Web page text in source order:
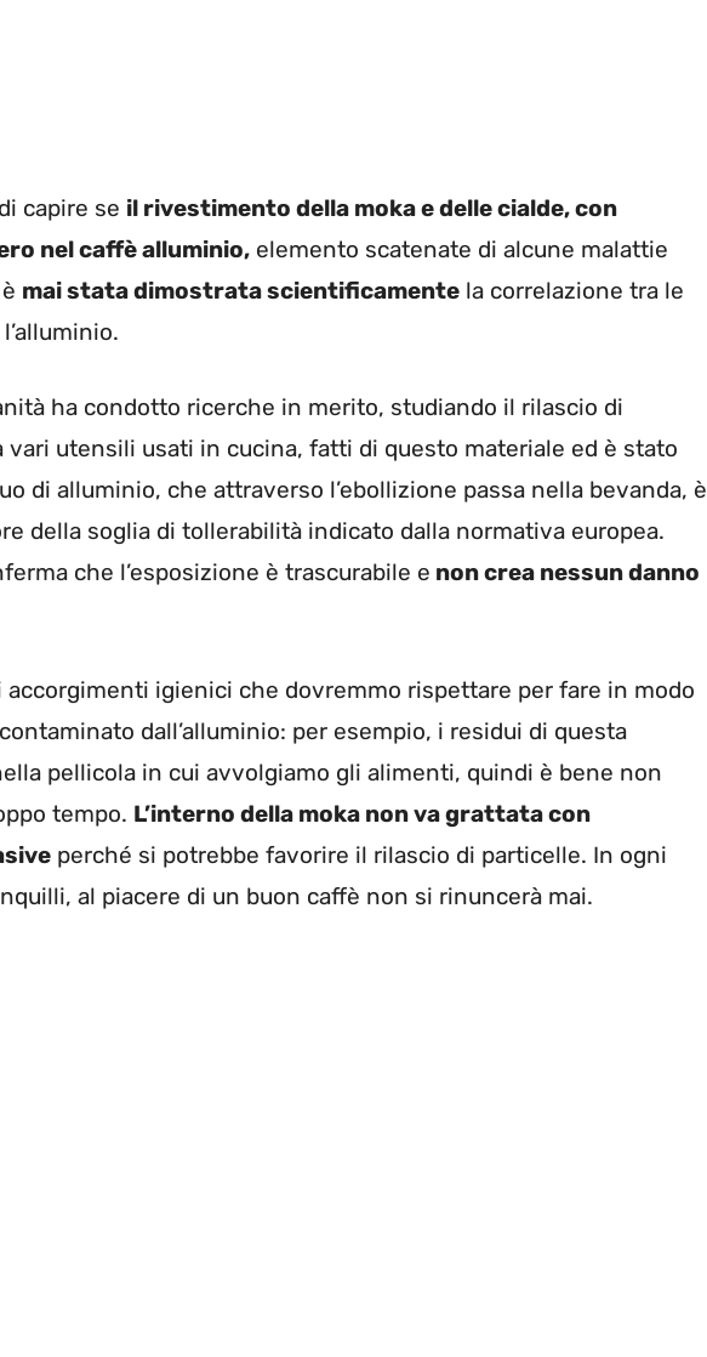
capire se il rivestimento della moka e delle cialde, con
nel caffè alluminio, elemento scatenate di alcune malattie
mai stata dimostrata scientificamente la correlazione tra le
ha condotto ricerche in merito, studiando il rilascio di
vari utensili usati in cucina, fatti di questo materiale ed è stato
di alluminio, che attraverso l’ebollizione passa nella bevanda, è
della soglia di tollerabilità indicato dalla normativa europea.
che l’esposizione è trascurabile e non crea nessun danno
accorgimenti igienici che dovremmo rispettare per fare in modo
dall’alluminio: per esempio, i residui di questa
pellicola in cui avvolgiamo gli alimenti, quindi è bene non
tempo. L’interno della moka non va grattata con
perché si potrebbe favorire il rilascio di particelle. In ogni
al piacere di un buon caffè non si rinuncerà mai.